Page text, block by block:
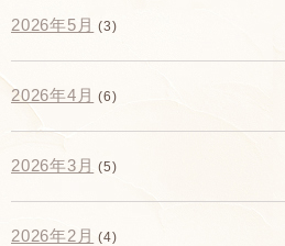
2026年5月 (3)
2026年4月 (6)
2026年3月 (5)
2026年2月 (4)